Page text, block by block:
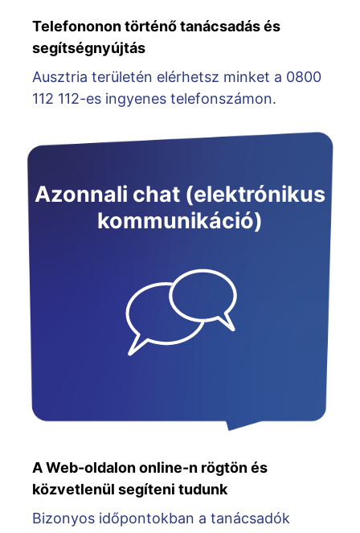
Telefononon történő tanácsadás és
segítségnyújtás
Ausztria területén elérhetsz minket a 0800
112 112-es ingyenes telefonszámon.
Azonnali chat (elektrónikus
kommunikáció)
A Web-oldalon online-n rögtön és
közvetlenül segíteni tudunk
Bizonyos időpontokban a tanácsadók